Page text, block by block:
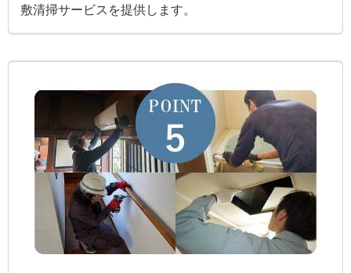
敷清掃サービスを提供します。